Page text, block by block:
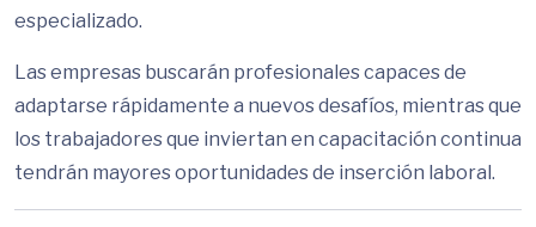
especializado.
Las empresas buscarán profesionales capaces de
adaptarse rápidamente a nuevos desafíos, mientras que
los trabajadores que inviertan en capacitación continua
tendrán mayores oportunidades de inserción laboral.